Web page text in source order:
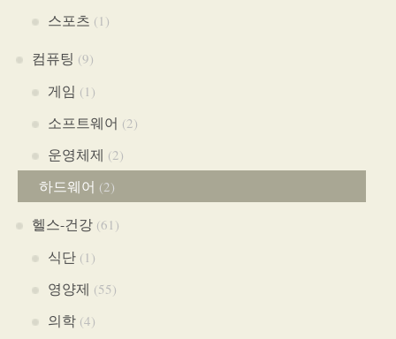
스포츠 (1)
컴퓨팅 (9)
게임 (1)
소프트웨어 (2)
운영체제 (2)
하드웨어 (2)
헬스-건강(61)
식단(1)
영양제 (55)
의학(4)